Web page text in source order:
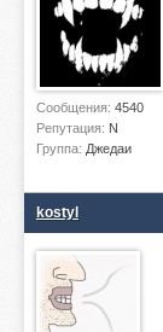
Сообщения: 4540
Репутация: N
Группа: Джедаи
kostyl